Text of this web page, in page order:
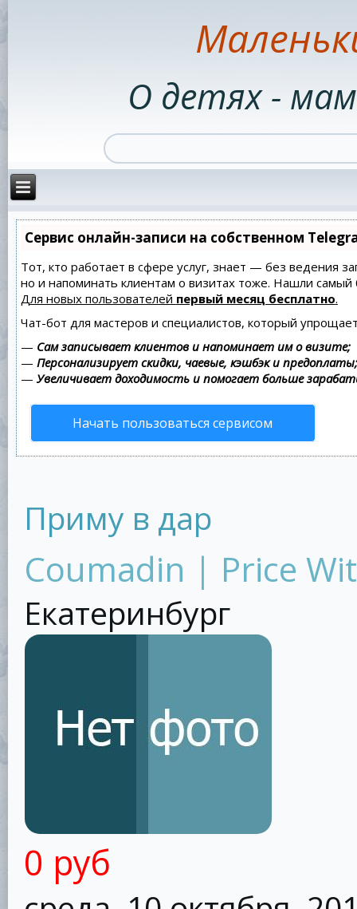
О детях -
Сервис онлайн-записи на собственном
Тот, кто работает в сфере услуг, знает — без ведения
но и напоминать клиентам о визитах тоже. Нашли
Для новых пользователей первый месяц бесплатно.
Чат-бот для мастеров и специалистов, который
— Сам записывает клиентов и напоминает им о визите;
— Персонализирует скидки, чаевые, кэшбэк и предоплаты;
— Увеличивает доходимость и помогает больше
Начать пользоваться сервисом
Приму в дар
Coumadin | Price
Екатеринбург
0 руб